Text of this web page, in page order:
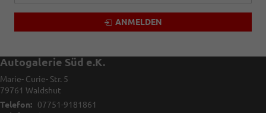
ANMELDEN
Autogalerie Süd e.K.
Marie- Curie- Str. 5
79761 Waldshut
Telefon:
07751-9181861